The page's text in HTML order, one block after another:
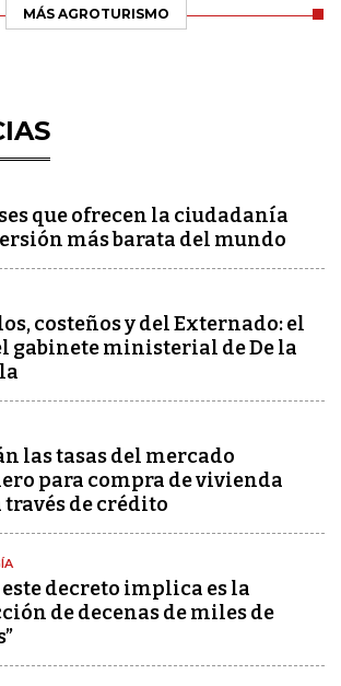
MÁS AGROTURISMO
que ofrecen la ciudadanía
más barata del mundo
costeños y del Externado: el
gabinete ministerial de De la
las tasas del mercado
para compra de vivienda
través de crédito
este decreto implica es la
de decenas de miles de